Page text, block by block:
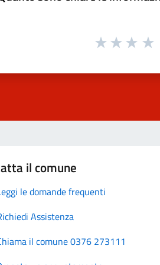
il comune
le domande frequenti
Assistenza
il comune 0376 273111